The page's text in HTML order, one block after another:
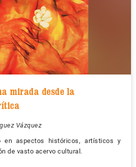
mirada desde la
Vázquez
en aspectos históricos, artísticos y
de vasto acervo cultural.